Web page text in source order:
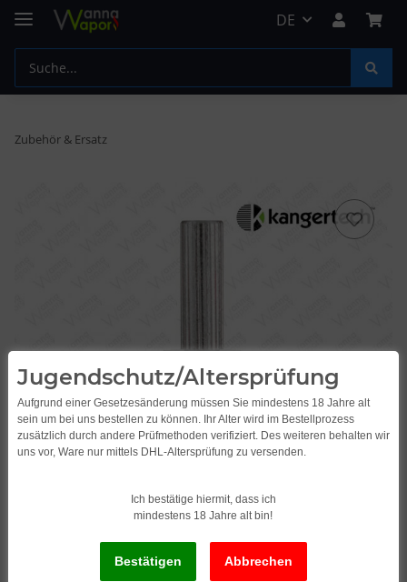
DE
Zubehör & Ersatz
Jugendschutz/Altersprüfung
Aufgrund einer Gesetzesänderung müssen Sie mindestens 18 Jahre alt
sein um bei uns bestellen zu können. Ihr Alter wird im Bestellprozess
zusätzlich durch andere Prüfmethoden verifiziert. Des weiteren behalten wir
uns vor, Ware nur mittels DHL-Altersprüfung zu versenden.
Ich bestätige hiermit, dass ich
mindestens 18 Jahre alt bin!